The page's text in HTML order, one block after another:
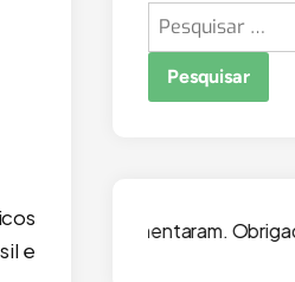
e
Pesquisar
por:
Obrigado por apoiar